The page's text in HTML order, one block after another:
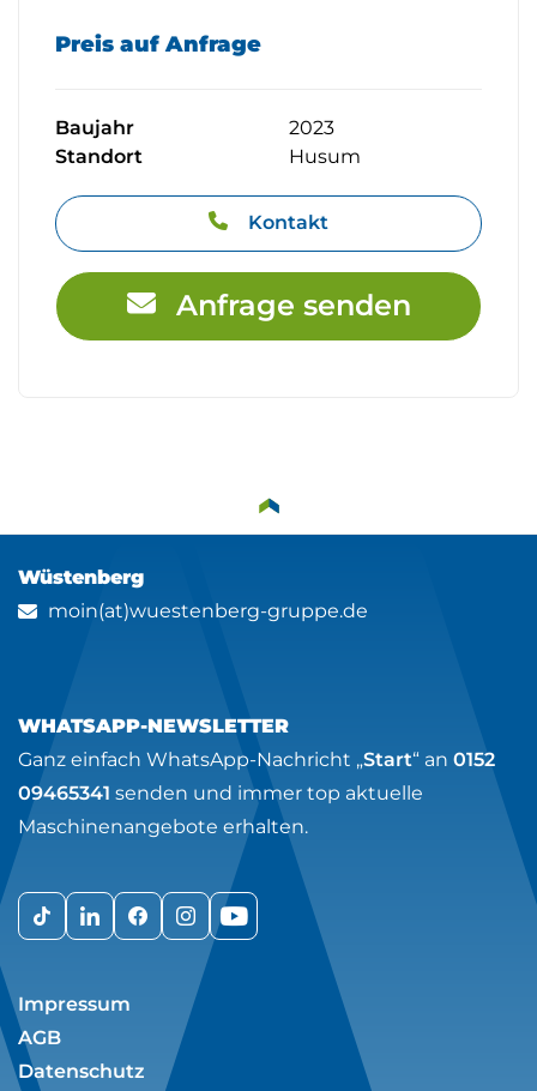
Preis auf Anfrage
Baujahr
2023
Standort
Husum
Kontakt
Anfrage senden
Wüstenberg
moin(at)wuestenberg-gruppe.de
WHATSAPP-NEWSLETTER
Ganz einfach WhatsApp-Nachricht „Start“ an 0152
09465341 senden und immer top aktuelle
Maschinenangebote erhalten.
Impressum
AGB
Datenschutz